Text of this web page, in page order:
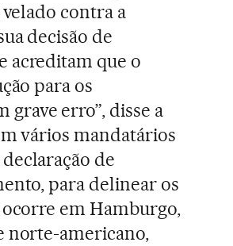
contra a
decisão de
acreditam que o
para os
erro”, disse a
vários mandatários
de
para delinear os
em Hamburgo,
norte-americano,